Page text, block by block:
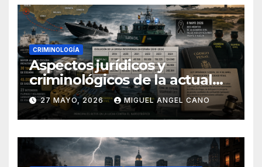
CRIMINOLOGÍA
Aspectos jurídicos y
criminológicos de la actual
lucha contra el narcotráfico
en el sur de España
27 MAYO, 2026 MIGUEL ANGEL CANO